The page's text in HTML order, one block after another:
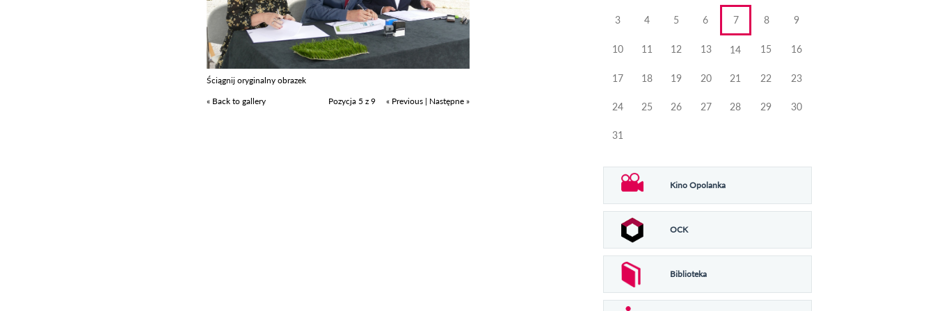
Ściągnij oryginalny obrazek
« Back to gallery
Pozycja 5 z 9 « Previous | Następne »
3 4 5 6 7 8 9
10 11 12 13 14 15 16
17 18 19 20 21 22 23
24 25 26 27 28 29 30
31
Kino Opolanka
OCK
Biblioteka